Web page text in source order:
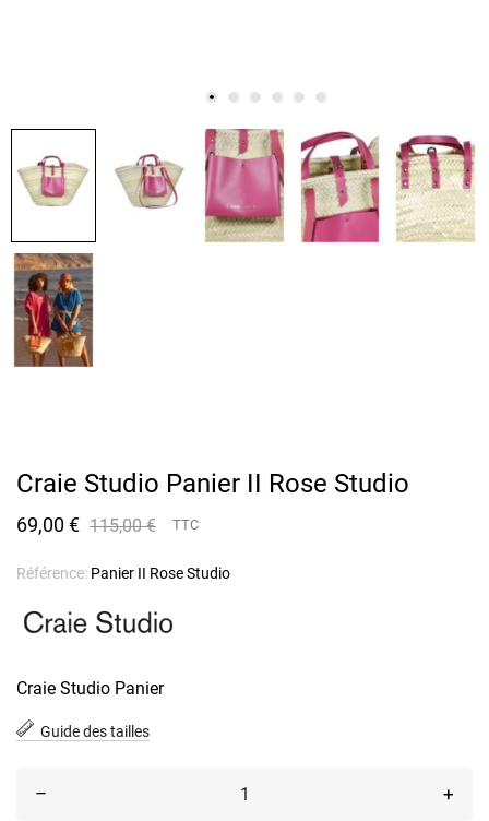
Craie Studio Panier II Rose Studio
69,00 € 115,00 € TTC
Référence: Panier II Rose Studio
Craie Studio Panier
Guide des tailles
– +